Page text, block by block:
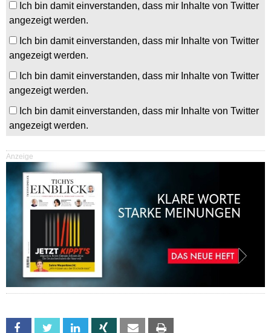
Ich bin damit einverstanden, dass mir Inhalte von Twitter
angezeigt werden.
Ich bin damit einverstanden, dass mir Inhalte von Twitter
angezeigt werden.
Ich bin damit einverstanden, dass mir Inhalte von Twitter
angezeigt werden.
Ich bin damit einverstanden, dass mir Inhalte von Twitter
angezeigt werden.
Anzeige
Facebook Twitter Linkedin Xing Email